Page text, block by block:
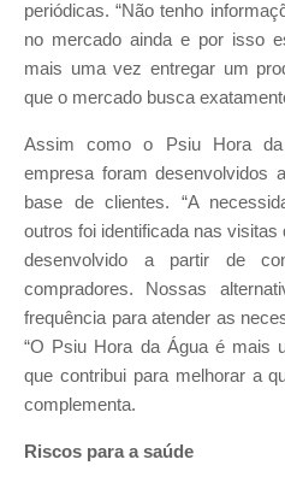
periódicas. “Não tenho
no mercado ainda e por isso
mais uma vez entregar um
que o mercado busca
Assim como o Psiu Hora
empresa foram desenvolvidos
base de clientes. “A
outros foi identificada nas
desenvolvido a partir de
compradores. Nossas
frequência para atender as
“O Psiu Hora da Água é mais
que contribui para melhorar a
complementa.
Riscos para a saúde